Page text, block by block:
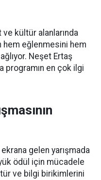
kültür alanlarında
hem eğlenmesini hem
Neşet Ertaş
programın en çok ilgi
gelen yarışmada
ödül için mücadele
ve bilgi birikimlerini